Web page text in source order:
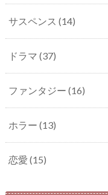
サスペンス (14)
ドラマ (37)
ファンタジー (16)
ホラー (13)
恋愛 (15)